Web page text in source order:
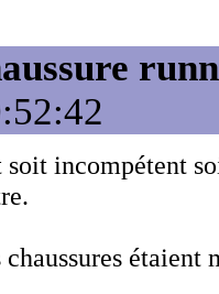
incompétent
étaient